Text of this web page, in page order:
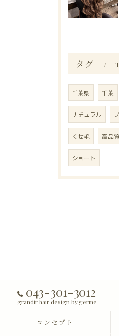
タグ
千葉県 千葉
ナチュラル
くせ毛 高品質
ショート
043-301-3012
grandir hair design by germe
コンセプト